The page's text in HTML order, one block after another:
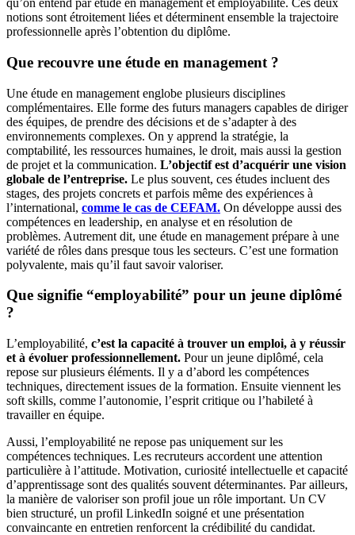
qu’on entend par étude en management et employabilité. Ces deux
notions sont étroitement liées et déterminent ensemble la trajectoire
professionnelle après l’obtention du diplôme.
Que recouvre une étude en management ?
Une étude en management englobe plusieurs disciplines
complémentaires. Elle forme des futurs managers capables de diriger
des équipes, de prendre des décisions et de s’adapter à des
environnements complexes. On y apprend la stratégie, la
comptabilité, les ressources humaines, le droit, mais aussi la gestion
de projet et la communication. L’objectif est d’acquérir une vision
globale de l’entreprise. Le plus souvent, ces études incluent des
stages, des projets concrets et parfois même des expériences à
l’international, comme le cas de CEFAM. On développe aussi des
compétences en leadership, en analyse et en résolution de
problèmes. Autrement dit, une étude en management prépare à une
variété de rôles dans presque tous les secteurs. C’est une formation
polyvalente, mais qu’il faut savoir valoriser.
Que signifie “employabilité” pour un jeune diplômé
?
L’employabilité, c’est la capacité à trouver un emploi, à y réussir
et à évoluer professionnellement. Pour un jeune diplômé, cela
repose sur plusieurs éléments. Il y a d’abord les compétences
techniques, directement issues de la formation. Ensuite viennent les
soft skills, comme l’autonomie, l’esprit critique ou l’habileté à
travailler en équipe.
Aussi, l’employabilité ne repose pas uniquement sur les
compétences techniques. Les recruteurs accordent une attention
particulière à l’attitude. Motivation, curiosité intellectuelle et capacité
d’apprentissage sont des qualités souvent déterminantes. Par ailleurs,
la manière de valoriser son profil joue un rôle important. Un CV
bien structuré, un profil LinkedIn soigné et une présentation
convaincante en entretien renforcent la crédibilité du candidat.